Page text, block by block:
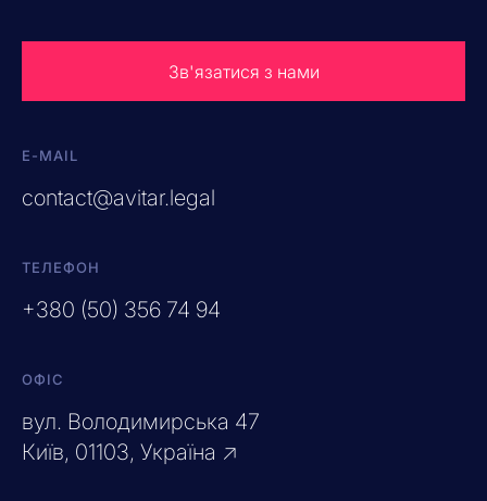
Зв'язатися з нами
E-MAIL
contact@avitar.legal
ТЕЛЕФОН
+380 (50) 356 74 94
ОФІС
вул. Володимирська 47
Київ, 01103, Україна ↗